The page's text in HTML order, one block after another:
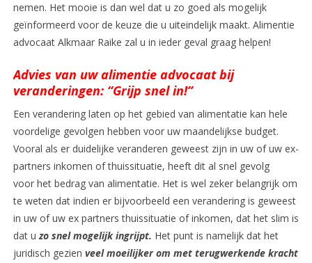
nemen. Het mooie is dan wel dat u zo goed als mogelijk
geïnformeerd voor de keuze die u uiteindelijk maakt. Alimentie
advocaat Alkmaar Raike zal u in ieder geval graag helpen!
Advies van uw alimentie advocaat bij
veranderingen: “Grijp snel in!”
Een verandering laten op het gebied van alimentatie kan hele
voordelige gevolgen hebben voor uw maandelijkse budget.
Vooral als er duidelijke veranderen geweest zijn in uw of uw ex-
partners inkomen of thuissituatie, heeft dit al snel gevolg
voor het bedrag van alimentatie. Het is wel zeker belangrijk om
te weten dat indien er bijvoorbeeld een verandering is geweest
in uw of uw ex partners thuissituatie of inkomen, dat het slim is
dat uzo snel mogelijk ingrijpt. Het punt is namelijk dat het
juridisch gezien veel moeilijker om met terugwerkende kracht